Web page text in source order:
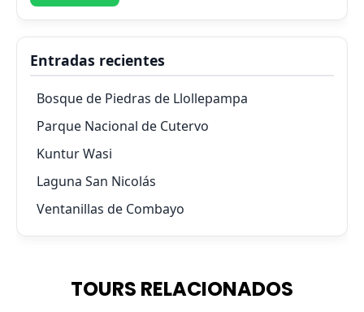
Entradas recientes
Bosque de Piedras de Llollepampa
Parque Nacional de Cutervo
Kuntur Wasi
Laguna San Nicolás
Ventanillas de Combayo
TOURS RELACIONADOS